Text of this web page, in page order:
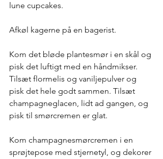
lune cupcakes.
Afkøl kagerne på en bagerist.
Kom det bløde plantesmør i en skål og
pisk det luftigt med en håndmikser.
Tilsæt flormelis og vaniljepulver og
pisk det hele godt sammen. Tilsæt
champagneglacen, lidt ad gangen, og
pisk til smørcremen er glat.
Kom champagnesmørcremen i en
sprøjtepose med stjernetyl, og dekorer